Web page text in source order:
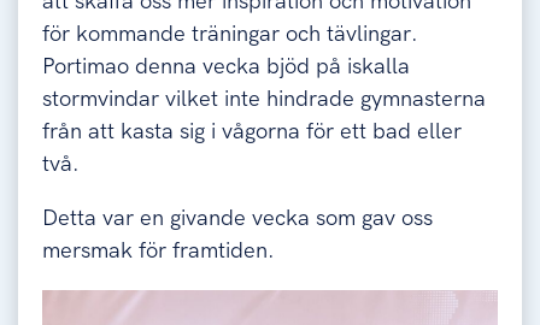
för kommande träningar och tävlingar.
Portimao denna vecka bjöd på iskalla
stormvindar vilket inte hindrade gymnasterna
från att kasta sig i vågorna för ett bad eller
två.
Detta var en givande vecka som gav oss
mersmak för framtiden.